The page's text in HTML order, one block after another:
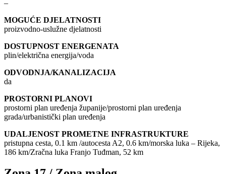
–
MOGUĆE DJELATNOSTI
proizvodno-uslužne djelatnosti
DOSTUPNOST ENERGENATA
plin/električna energija/voda
ODVODNJA/KANALIZACIJA
da
PROSTORNI PLANOVI
prostorni plan uređenja županije/prostorni plan uređenja
grada/urbanistički plan uređenja
UDALJENOST PROMETNE INFRASTRUKTURE
pristupna cesta, 0.1 km /autocesta A2, 0.6 km/morska luka – Rijeka,
186 km/Zračna luka Franjo Tuđman, 52 km